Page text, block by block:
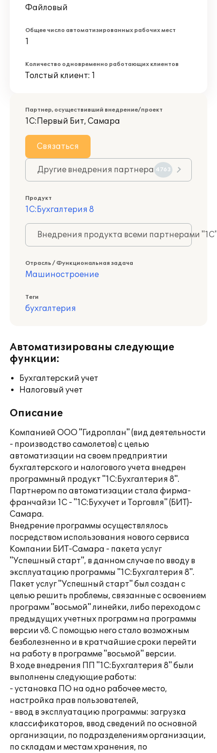
Файловый
Общее число автоматизированных рабочих мест
1
Количество одновременно работающих клиентов
Толстый клиент: 1
Партнер, осуществивший внедрение/проект
1С:Первый Бит, Самара
Связаться
Другие внедрения партнера 4763
Продукт
1С:Бухгалтерия 8
Внедрения продукта всеми партнерами
Отрасль / Функциональная задача
Машиностроение
Теги
бухгалтерия
Автоматизированы следующие
функции:
Бухгалтерский учет
Налоговый учет
Описание
Компанией ООО "Гидроплан" (вид деятельности
- производство самолетов) с целью
автоматизации на своем предприятии
бухгалтерского и налогового учета внедрен
программный продукт "1С:Бухгалтерия 8".
Партнером по автоматизации стала фирма-
франчайзи 1С - "1С:Бухучет и Торговля" (БИТ)-
Самара.
Внедрение программы осуществлялось
посредством использования нового сервиса
Компании БИТ-Самара - пакета услуг
"Успешный старт", в данном случае по вводу в
эксплуатацию программы "1С:Бухгалтерия 8".
Пакет услуг "Успешный старт" был создан с
целью решить проблемы, связанные с освоением
программ "восьмой" линейки, либо переходом с
предыдущих учетных программ на программы
версии v8. С помощью него стало возможным
безболезненно и в кратчайшие сроки перейти
на работу в программе "восьмой" версии.
В ходе внедрения ПП "1С:Бухгалтерия 8" были
выполнены следующие работы:
- установка ПО на одно рабочее место,
настройка прав пользователей,
- ввод в эксплуатацию программы: загрузка
классификаторов, ввод сведений по основной
организации, по подразделениям организации,
по складам и местам хранения, по